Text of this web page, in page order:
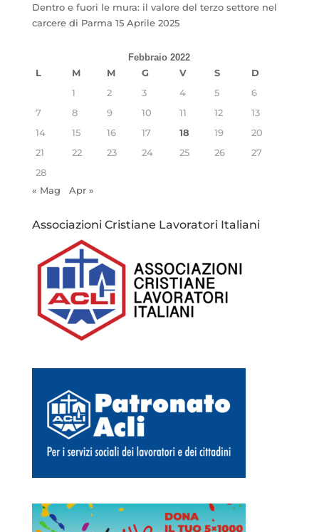
Dentro e fuori le mura: il valore del terzo settore nel
carcere di Parma 15 Aprile 2025
Febbraio 2022
L M M G V S
D
1
2 3 4 5
6
7
8 9 10 11 12
13
14
15 16 17 18 19
20
21
22 23 24 25 26
27
28
« Mag
Apr »
Associazioni Cristiane Lavoratori Italiani